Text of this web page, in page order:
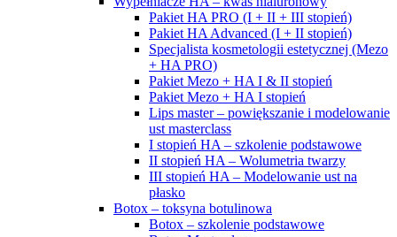
Pakiet HA PRO (I + II + III stopień)
Pakiet HA Advanced (I + II stopień)
Specjalista kosmetologii estetycznej (Mezo
+ HA PRO)
Pakiet Mezo + HA I & II stopień
Pakiet Mezo + HA I stopień
Lips master – powiększanie i modelowanie
ust masterclass
I stopień HA – szkolenie podstawowe
II stopień HA – Wolumetria twarzy
III stopień HA – Modelowanie ust na
płasko
Botox – toksyna botulinowa
Botox – szkolenie podstawowe